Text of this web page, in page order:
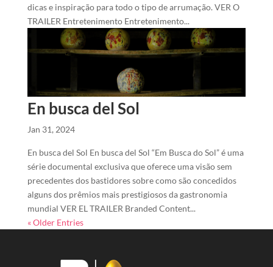
dicas e inspiração para todo o tipo de arrumação. VER O
TRAILER Entretenimento Entretenimento...
En busca del Sol
Jan 31, 2024
En busca del Sol En busca del Sol “Em Busca do Sol” é uma
série documental exclusiva que oferece uma visão sem
precedentes dos bastidores sobre como são concedidos
alguns dos prêmios mais prestigiosos da gastronomia
mundial VER EL TRAILER Branded Content...
« Older Entries